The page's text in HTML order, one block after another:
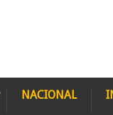
NACIONAL